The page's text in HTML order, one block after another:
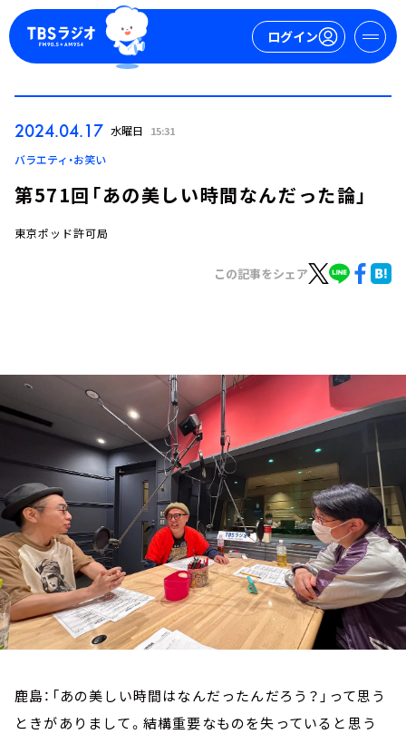
ログイン
ログイン
トピックス
TBS Podcast
お知らせ
イベント・グッズ
YouTube
会社情報
2024.04.17 水曜日 15:31
バラエティ・お笑い
第571回「あの美しい時間なんだった論」
東京ポッド許可局
この記事をシェア
鹿島：「あの美しい時間はなんだったんだろう？」って思う
ときがありまして。結構重要なものを失っていると思う